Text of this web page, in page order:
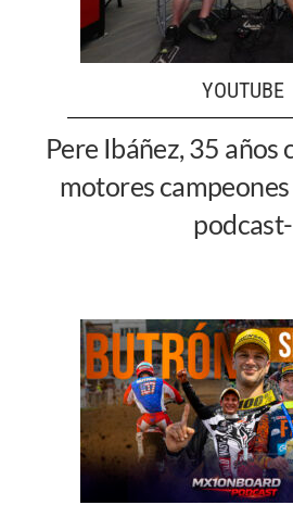
YOUTUBE
Pere Ibáñez, 35
motores
podcast-